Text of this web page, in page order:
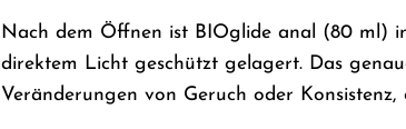
Nach dem Öffnen ist BIOglide anal (80 ml)
direktem Licht geschützt gelagert. Das
Veränderungen von Geruch oder